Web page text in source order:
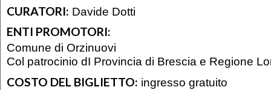
CURATORI: Davide Dotti
ENTI PROMOTORI:
Comune di Orzinuovi
Col patrocinio dI Provincia di Brescia e Regione
COSTO DEL BIGLIETTO: ingresso gratuito